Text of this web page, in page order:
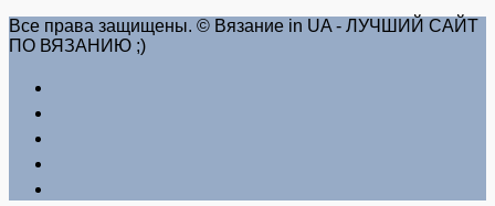
Все права защищены. © Вязание in UA - ЛУЧШИЙ САЙТ
ПО ВЯЗАНИЮ ;)